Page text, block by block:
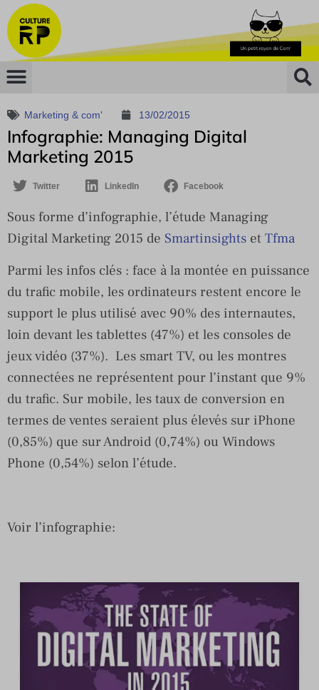
Marketing & com' 13/02/2015
Infographie: Managing Digital
Marketing 2015
Twitter LinkedIn Facebook
Sous forme d’infographie, l’étude Managing
Digital Marketing 2015 de Smartinsights et Tfma
Parmi les infos clés : face à la montée en puissance
du trafic mobile, les ordinateurs restent encore le
support le plus utilisé avec 90% des internautes,
loin devant les tablettes (47%) et les consoles de
jeux vidéo (37%). Les smart TV, ou les montres
connectées ne représentent pour l’instant que 9%
du trafic. Sur mobile, les taux de conversion en
termes de ventes seraient plus élevés sur iPhone
(0,85%) que sur Android (0,74%) ou Windows
Phone (0,54%) selon l’étude.
Voir l’infographie: